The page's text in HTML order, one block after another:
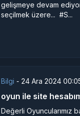
gelişmeye devam
seçilmek üzere... #S...
Bilgi - 24 Ara 2024
oyun ile site
Değerli Oyuncularımız